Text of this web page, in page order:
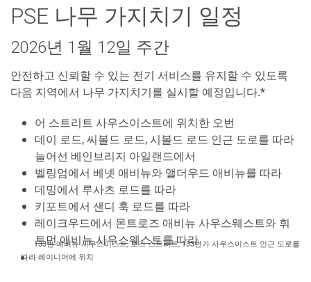
PSE 나무 가지치기 일정
2026년 1월 12일 주간
안전하고 신뢰할 수 있는 전기 서비스를 유지할 수 있도록
다음 지역에서 나무 가지치기를 실시할 예정입니다.*
어 스트리트 사우스이스트에 위치한 오번
데이 로드, 씨볼드 로드, 시볼드 로드 인근 도로를 따라
늘어선 베인브리지 아일랜드에서
벨링엄에서 베넷 애비뉴와 앨더우드 애비뉴를 따라
데밍에서 루사츠 로드를 따라
키포트에서 샌디 훅 로드를 따라
레이크우드에서 몬트로즈 애비뉴 사우스웨스트와 휘
트먼 애비뉴 사우스웨스트를 따라
133번 애비뉴 사우스이스트, 로즈 스트리트, 133번가 사우스이스트 인근 도로를
따라 레이니어에 위치